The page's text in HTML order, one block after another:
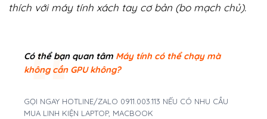
thích với máy tính xách tay cơ bản (bo mạch chủ).
Có thể bạn quan tâm Máy tính có thể chạy mà
không cần GPU không?
GỌI NGAY HOTLINE/ZALO 0911.003.113 NẾU CÓ NHU CẦU
MUA LINH KIỆN LAPTOP, MACBOOK